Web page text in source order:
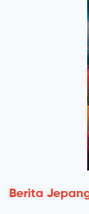
Berita